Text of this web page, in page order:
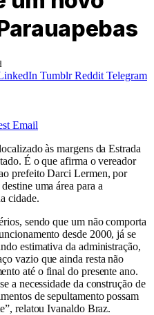
Tumblr Reddit Telegram
Email
às margens da Estrada
É o que afirma o vereador
prefeito Darci Lermen, por
uma área para a
cidade.
sendo que um não comporta
desde 2000, já se
estimativa da administração,
vazio que ainda resta não
até o final do presente ano.
a necessidade da construção de
de sepultamento possam
relatou Ivanaldo Braz.